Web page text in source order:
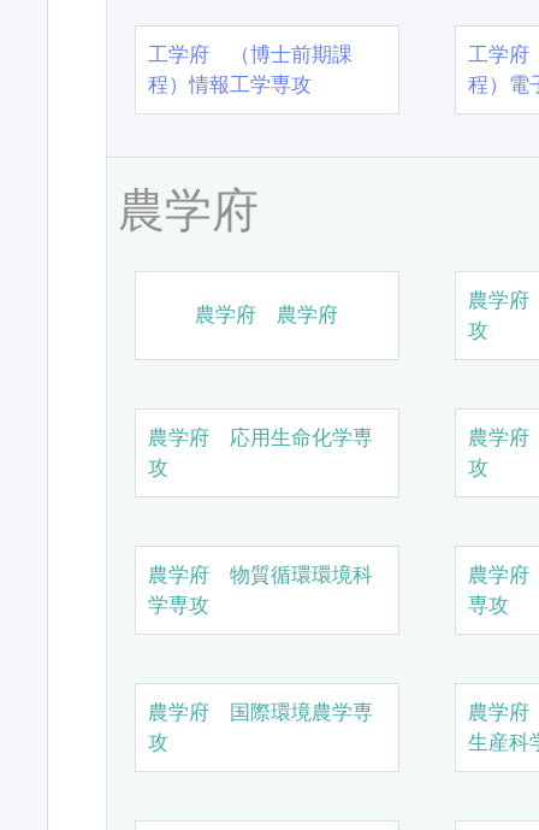
工学府 （博士前期課
程）情報工学専攻
工学
程）電
農学府
農学府 農学府
農学
攻
農学府 応用生命化学専
攻
農学
攻
農学府 物質循環環境科
学専攻
農学
専攻
農学府 国際環境農学専
攻
農学
生産科